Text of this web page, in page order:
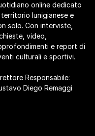
online dedicato
territorio lunigianese e
solo. Con interviste,
video,
e report di
culturali e sportivi.
Responsabile:
Diego Remaggi